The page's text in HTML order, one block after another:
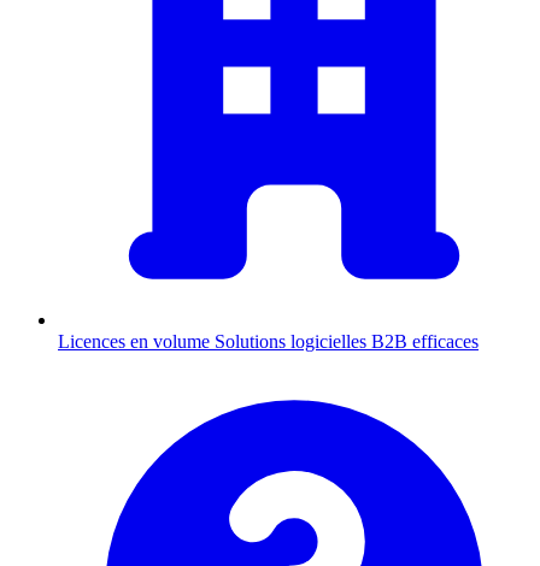
Licences en volume Solutions logicielles B2B efficaces